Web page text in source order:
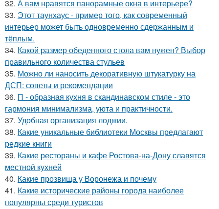
32. А вам нравятся панорамные окна в интерьере?
33. Этот таунхаус - пример того, как современный
интерьер может быть одновременно сдержанным и
тёплым.
34. Какой размер обеденного стола вам нужен? Выбор
правильного количества стульев
35. Можно ли наносить декоративную штукатурку на
ДСП: советы и рекомендации
36. П - образная кухня в скандинавском стиле - это
гармония минимализма, уюта и практичности.
37. Удобная организация лоджии.
38. Какие уникальные библиотеки Москвы предлагают
редкие книги
39. Какие рестораны и кафе Ростова-на-Дону славятся
местной кухней
40. Какие прозвища у Воронежа и почему
41. Какие исторические районы города наиболее
популярны среди туристов